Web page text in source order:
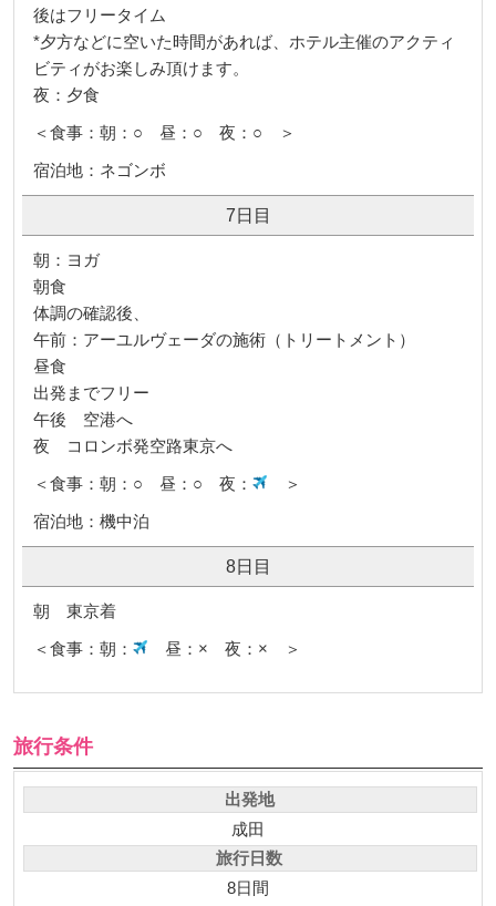
後はフリータイム
*夕方などに空いた時間があれば、ホテル主催のアクティ
ビティがお楽しみ頂けます。
夜：夕食
＜食事：朝：○ 昼：○ 夜：○ ＞
宿泊地：ネゴンボ
7日目
朝：ヨガ
朝食
体調の確認後、
午前：アーユルヴェーダの施術（トリートメント）
昼食
出発までフリー
午後 空港へ
夜 コロンボ発空路東京へ
＜食事：朝：○ 昼：○ 夜：
＞
宿泊地：機中泊
8日目
朝 東京着
＜食事：朝：
昼：× 夜：× ＞
旅行条件
出発地
成田
旅行日数
8日間